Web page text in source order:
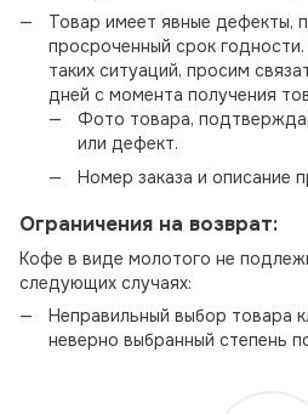
Товар имеет явные дефекты,
просроченный срок
таких ситуаций, просим
дней с момента получения
Фото товара,
или дефект.
Номер заказа и описание
Ограничения на возврат:
Кофе в виде молотого не
следующих случаях:
Неправильный выбор товара
неверно выбранный степень